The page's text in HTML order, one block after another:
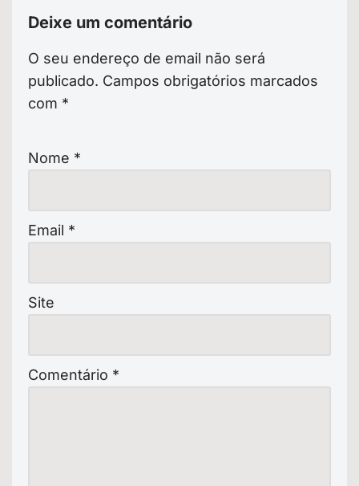
Deixe um comentário
O seu endereço de email não será
publicado. Campos obrigatórios marcados
com *
Nome *
Email *
Site
Comentário *